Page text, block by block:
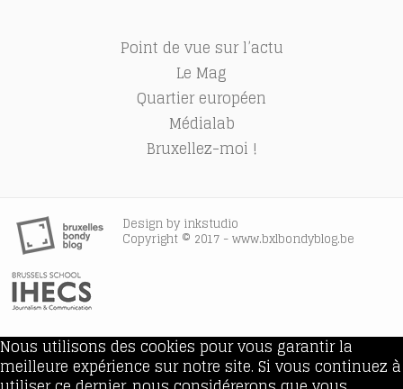
Point de vue sur l’actu
Le Mag
Quartier européen
Médialab
Bruxellez-moi !
Design by inkstudio
Copyright © 2017 - www.bxlbondyblog.be
Nous utilisons des cookies pour vous garantir la
meilleure expérience sur notre site. Si vous continuez à